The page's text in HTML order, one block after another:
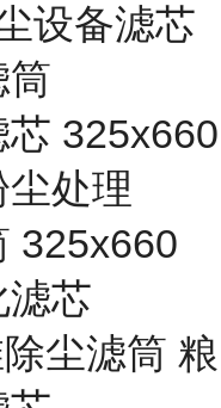
设备滤芯
筒
325x660
处理
325x660
芯
尘滤筒 粮